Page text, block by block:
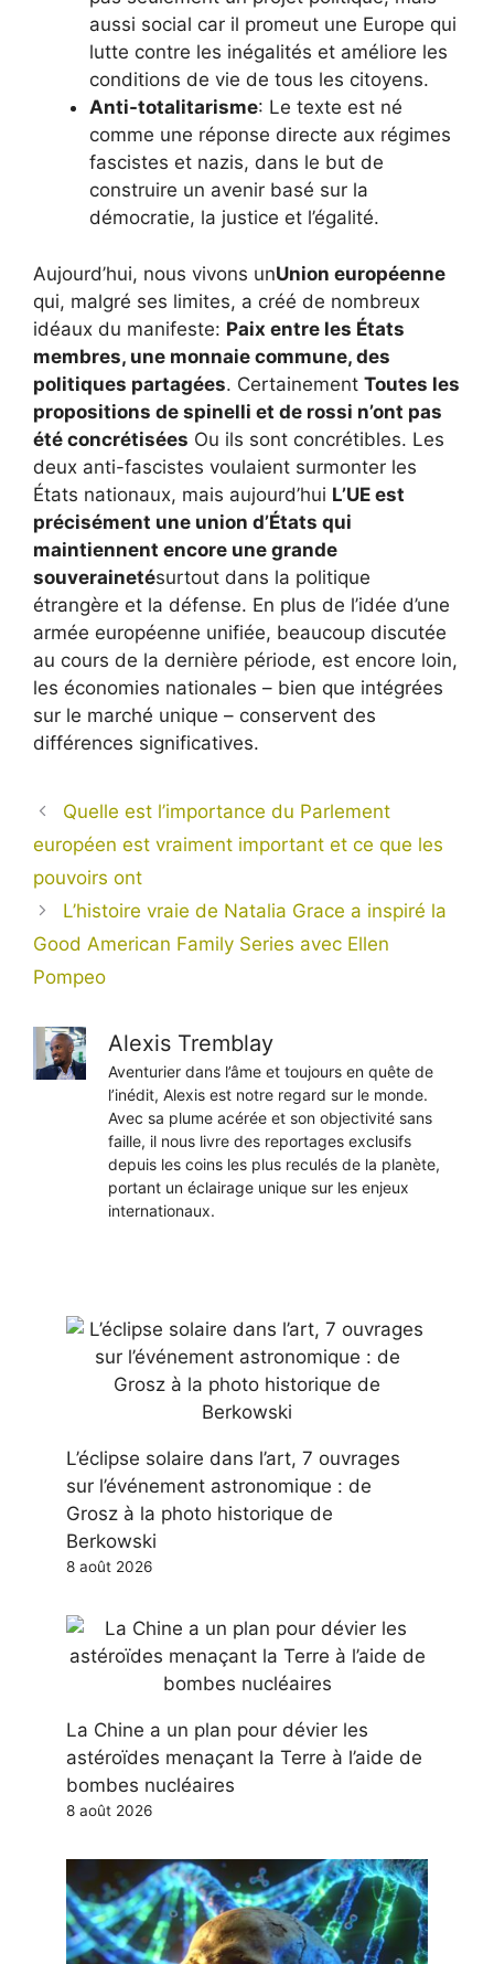
aussi social car il promeut une Europe qui
lutte contre les inégalités et améliore les
conditions de vie de tous les citoyens.
Anti-totalitarisme: Le texte est né
comme une réponse directe aux régimes
fascistes et nazis, dans le but de
construire un avenir basé sur la
démocratie, la justice et l’égalité.
Aujourd’hui, nous vivons unUnion européenne
qui, malgré ses limites, a créé de nombreux
idéaux du manifeste: Paix entre les États
membres, une monnaie commune, des
politiques partagées. Certainement Toutes les
propositions de spinelli et de rossi n’ont pas
été concrétisées Ou ils sont concrétibles. Les
deux anti-fascistes voulaient surmonter les
États nationaux, mais aujourd’hui L’UE est
précisément une union d’États qui
maintiennent encore une grande
souverainetésurtout dans la politique
étrangère et la défense. En plus de l’idée d’une
armée européenne unifiée, beaucoup discutée
au cours de la dernière période, est encore loin,
les économies nationales – bien que intégrées
sur le marché unique – conservent des
différences significatives.
Quelle est l’importance du Parlement
européen est vraiment important et ce que les
pouvoirs ont
L’histoire vraie de Natalia Grace a inspiré la
Good American Family Series avec Ellen
Pompeo
Alexis Tremblay
Aventurier dans l’âme et toujours en quête de
l’inédit, Alexis est notre regard sur le monde.
Avec sa plume acérée et son objectivité sans
faille, il nous livre des reportages exclusifs
depuis les coins les plus reculés de la planète,
portant un éclairage unique sur les enjeux
internationaux.
L’éclipse solaire dans l’art, 7 ouvrages
sur l’événement astronomique : de
Grosz à la photo historique de
Berkowski
8 août 2026
La Chine a un plan pour dévier les
astéroïdes menaçant la Terre à l’aide de
bombes nucléaires
8 août 2026